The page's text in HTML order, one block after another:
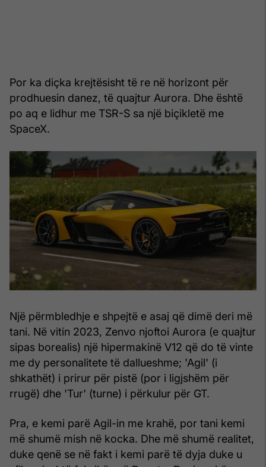
Por ka diçka krejtësisht të re në horizont për
prodhuesin danez, të quajtur Aurora. Dhe është
po aq e lidhur me TSR-S sa një biçikletë me
SpaceX.
Një përmbledhje e shpejtë e asaj që dimë deri më
tani. Në vitin 2023, Zenvo njoftoi Aurora (e quajtur
sipas borealis) një hipermakinë V12 që do të vinte
me dy personalitete të dallueshme; 'Agil' (i
shkathët) i prirur për pistë (por i ligjshëm për
rrugë) dhe 'Tur' (turne) i përkulur për GT.
Pra, e kemi parë Agil-in me krahë, por tani kemi
më shumë mish në kocka. Dhe më shumë realitet,
duke qenë se në fakt i kemi parë të dyja duke u